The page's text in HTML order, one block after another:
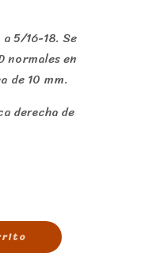
5/16-18. Se
normales en
de 10 mm.
derecha de